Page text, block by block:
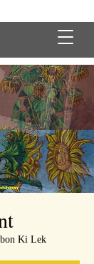
Ki Lek